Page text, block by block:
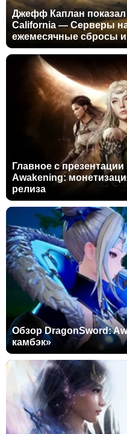
Джефф Каплан показал
California — Серверы
ежемесячные сбросы и
Главное с
Awakening:
релиза
Обзор DragonSword:
камбэк»